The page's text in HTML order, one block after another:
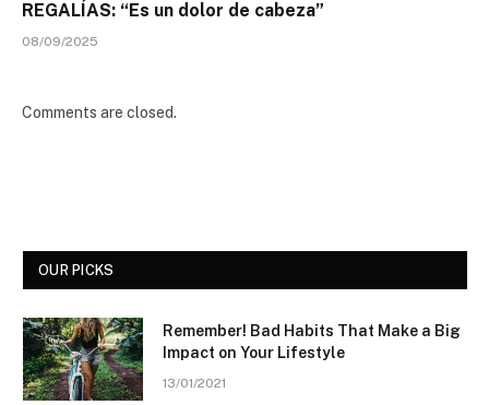
REGALÍAS: “Es un dolor de cabeza”
08/09/2025
Comments are closed.
OUR PICKS
Remember! Bad Habits That Make a Big
Impact on Your Lifestyle
13/01/2021